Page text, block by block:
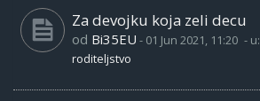
Za devojku koja zeli decu
od Bi35EU - 01 Jun 2021, 11:20 - u:
roditeljstvo